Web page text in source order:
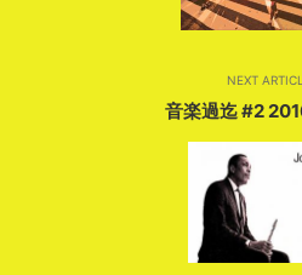
NEXT
音楽過迄 #2